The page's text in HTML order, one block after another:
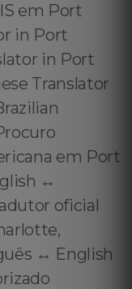
em Port
in Port
in Port
Translator
em Port
↔️
oficial
↔️ English